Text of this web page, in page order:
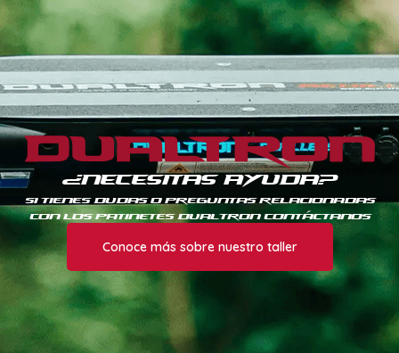
¿Necesitas Ayuda?
Si tienes dudas o preguntas relacionadas
con los patinetes Dualtron contáctanos
Conoce más sobre nuestro taller